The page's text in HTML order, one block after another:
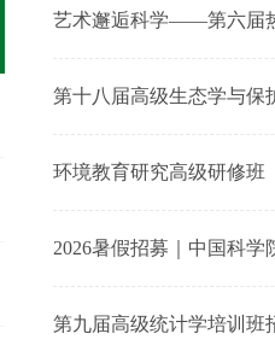
艺术邂逅科学——第六届
第十八届高级生态学与保
环境教育研究高级研修班
2026暑假招募｜中国科
第九届高级统计学培训班